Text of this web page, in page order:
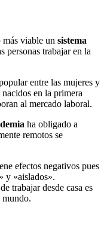
viable un sistema
personas trabajar en la
entre las mujeres y
nacidos en la primera
al mercado laboral.
ha obligado a
remotos se
efectos negativos pues
y «aislados».
trabajar desde casa es
mundo.